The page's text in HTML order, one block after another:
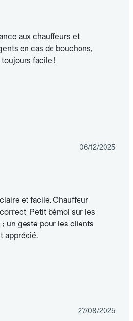
aux chauffeurs et
en cas de bouchons,
facile !
06/12/2025
et facile. Chauffeur
Petit bémol sur les
; un geste pour les clients
apprécié.
27/08/2025